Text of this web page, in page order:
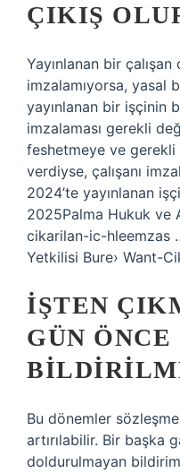
ÇIKIŞ
Yayınlanan bir çalışan
imzalamıyorsa, yasal
yayınlanan bir işçinin
imzalaması gerekli
feshetmeye ve
verdiyse, çalışanı
2024’te yayınlanan
2025Palma Hukuk ve
cikarilan-ic-hleemzas
Yetkilisi Bure› Want-
İŞTEN
GÜN ÖNCE
Bu dönemler
artırılabilir. Bir başka
doldurulmayan